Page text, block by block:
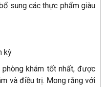
sung các thực phẩm giàu
kỳ
phòng khám tốt nhất, được
và điều trị. Mong rằng với